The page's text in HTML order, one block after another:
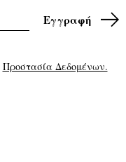
Προστασία Δεδομένων.